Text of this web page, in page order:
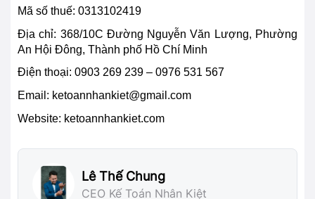
Mã số thuế: 0313102419
Địa chỉ: 368/10C Đường Nguyễn Văn Lượng, Phường
An Hội Đông, Thành phố Hồ Chí Minh
Điện thoại: 0903 269 239 – 0976 531 567
Email: ketoannhankiet@gmail.com
Website: ketoannhankiet.com
Lê Thế Chung
CEO Kế Toán Nhân Kiệt